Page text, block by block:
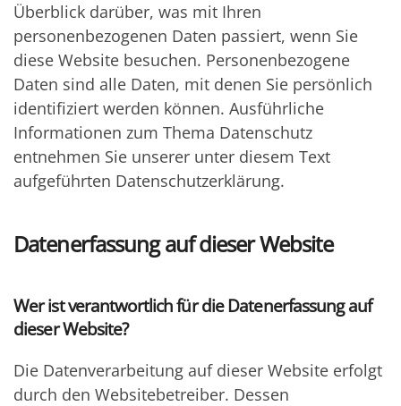
Überblick darüber, was mit Ihren
personenbezogenen Daten passiert, wenn Sie
diese Website besuchen. Personenbezogene
Daten sind alle Daten, mit denen Sie persönlich
identifiziert werden können. Ausführliche
Informationen zum Thema Datenschutz
entnehmen Sie unserer unter diesem Text
aufgeführten Datenschutzerklärung.
Datenerfassung auf dieser Website
Wer ist verantwortlich für die Datenerfassung auf
dieser Website?
Die Datenverarbeitung auf dieser Website erfolgt
durch den Websitebetreiber. Dessen